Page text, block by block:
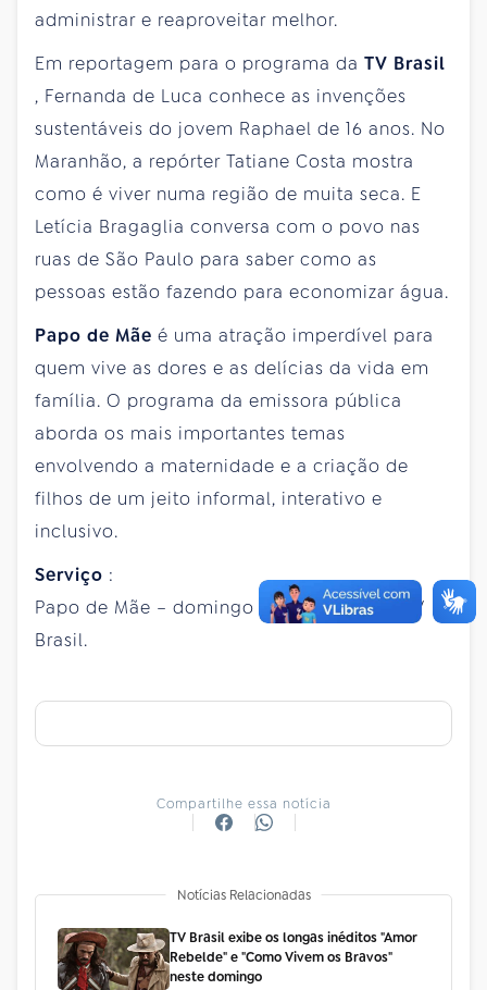
administrar e reaproveitar melhor.
Em reportagem para o programa da TV Brasil
, Fernanda de Luca conhece as invenções
sustentáveis do jovem Raphael de 16 anos. No
Maranhão, a repórter Tatiane Costa mostra
como é viver numa região de muita seca. E
Letícia Bragaglia conversa com o povo nas
ruas de São Paulo para saber como as
pessoas estão fazendo para economizar água.
Papo de Mãe é uma atração imperdível para
quem vive as dores e as delícias da vida em
família. O programa da emissora pública
aborda os mais importantes temas
envolvendo a maternidade e a criação de
filhos de um jeito informal, interativo e
inclusivo.
Serviço :
Papo de Mãe – domingo (5), às 15h30, na TV
Brasil.
Compartilhe essa notícia
Notícias Relacionadas
TV Brasil exibe os longas inéditos "Amor
Rebelde" e "Como Vivem os Bravos"
neste domingo